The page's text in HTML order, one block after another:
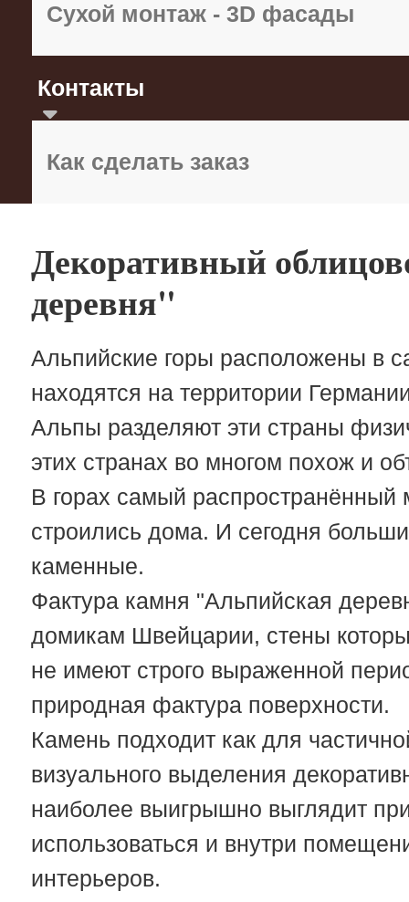
Сухой монтаж - 3D фасады
Контакты
Как сделать заказ
Декоративный
деревня"
Альпийские горы расположены в
находятся на территории
Альпы разделяют эти страны
этих странах во многом похож и
В горах самый распространённый
строились дома. И сегодня
каменные.
Фактура камня "Альпийская
домикам Швейцарии, стены
не имеют строго выраженной
природная фактура поверхности.
Камень подходит как для
визуального выделения
наиболее выигрышно выглядит
использоваться и внутри
интерьеров.